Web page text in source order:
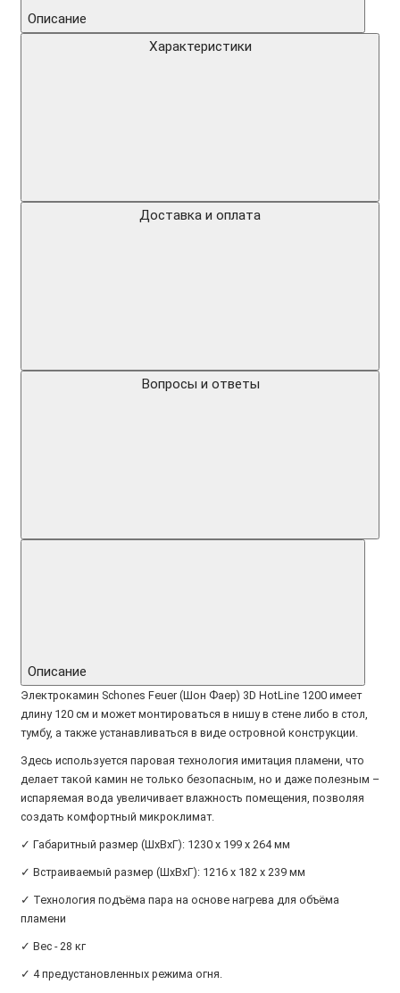
Описание
Характеристики
Доставка и оплата
Вопросы и ответы
Описание
Электрокамин Schones Feuer (Шон Фаер) 3D HotLine 1200 имеет
длину 120 см и может монтироваться в нишу в стене либо в стол,
тумбу, а также устанавливаться в виде островной конструкции.
Здесь используется паровая технология имитация пламени, что
делает такой камин не только безопасным, но и даже полезным –
испаряемая вода увеличивает влажность помещения, позволяя
создать комфортный микроклимат.
✓ Габаритный размер (ШxВxГ): 1230 x 199 x 264 мм
✓ Встраиваемый размер (ШхВхГ): 1216 х 182 х 239 мм
✓ Технология подъёма пара на основе нагрева для объёма
пламени
✓ Вес - 28 кг
✓ 4 предустановленных режима огня.